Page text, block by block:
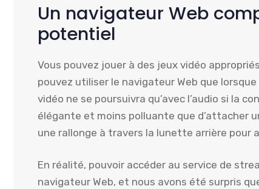
Un navigateur Web
potentiel
Vous pouvez jouer à des jeux vidéo
pouvez utiliser le navigateur Web que
vidéo ne se poursuivra qu’avec l’audio si la
élégante et moins polluante que d’attacher
une rallonge à travers la lunette arrière pour
En réalité, pouvoir accéder au service de
navigateur Web, et nous avons été surpris